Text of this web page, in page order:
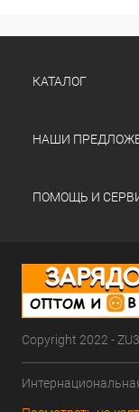
КАТАЛОГ
НАШИ
ПОМОЩЬ И
Copyright 2022 -